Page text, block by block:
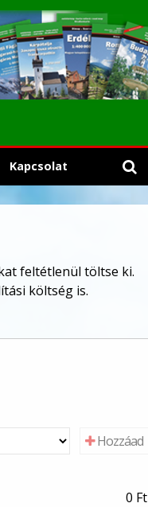
Kapcsolat
feltétlenül töltse ki.
költség is.
Hozzáad
0 Ft